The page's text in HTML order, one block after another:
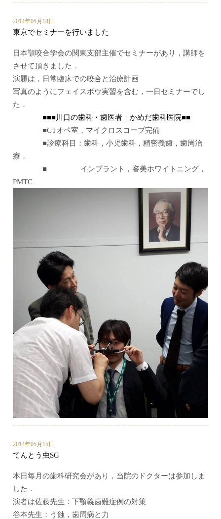
2014年05月18日
東京でセミナーを行いました
日本顎咬合学会の関東支部主催でセミナーがあり，講師を
させて頂きました．
演題は，日常臨床での咬合と治療計画
写真のようにフェイスボウ実習を含む，一日セミナーでし
た．
■■■川口の歯科・歯医者｜かめだ歯科医院■■
■CTオペ室，マイクロスコープ完備
■診療科目：歯科，小児歯科，精密義歯，歯周治
療，
■ インプラント，審美ホワイトニング，
PMTC
2014年05月15日
てんとう虫SG
本日毎月の歯科研究会があり，当院のドクターは参加しま
した．
演者は佐藤先生：下顎義歯難症例の対策
谷本先生：う蝕，歯周病と力